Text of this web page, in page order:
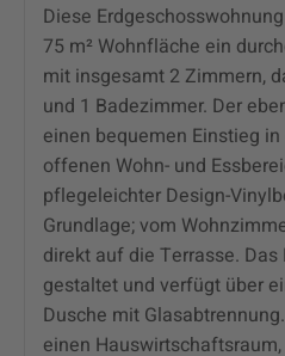
Diese
75 m² Wohnfläche ein
mit insgesamt 2 Zimmern,
und 1 Badezimmer. Der
einen bequemen Einstieg
offenen Wohn- und
pflegeleichter Design-
Grundlage; vom
direkt auf die Terrasse.
gestaltet und verfügt über
Dusche mit
einen